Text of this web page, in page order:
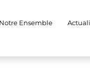
Notre Ensemble